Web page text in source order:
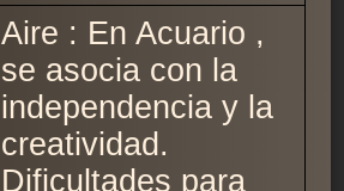
Aire : En Acuario ,
se asocia con la
independencia y la
creatividad.
Dificultades para